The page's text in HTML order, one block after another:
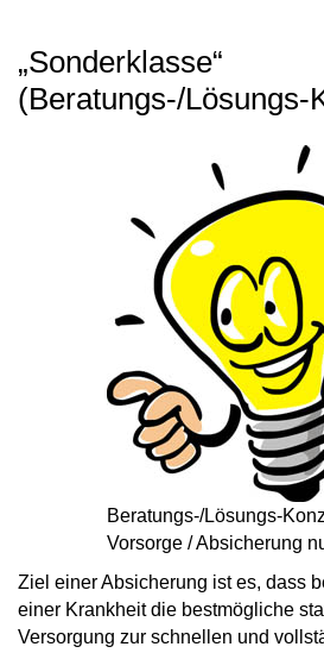
„Sonderklasse“
(Beratungs-/Lösungs-
Beratungs-/Lösungs-
Vorsorge / Absicherung
Ziel einer Absicherung ist es, dass
einer Krankheit die bestmögliche
Versorgung zur schnellen und